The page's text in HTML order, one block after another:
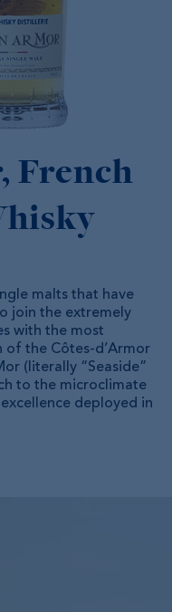
French
malts that have
join the extremely
with the most
of the Côtes-d’Armor
(literally “Seaside”
to the microclimate
deployed in